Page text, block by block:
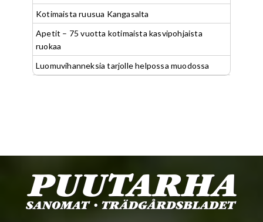
Kotimaista ruusua Kangasalta
Apetit – 75 vuotta kotimaista kasvipohjaista
ruokaa
Luomuvihanneksia tarjolle helpossa muodossa